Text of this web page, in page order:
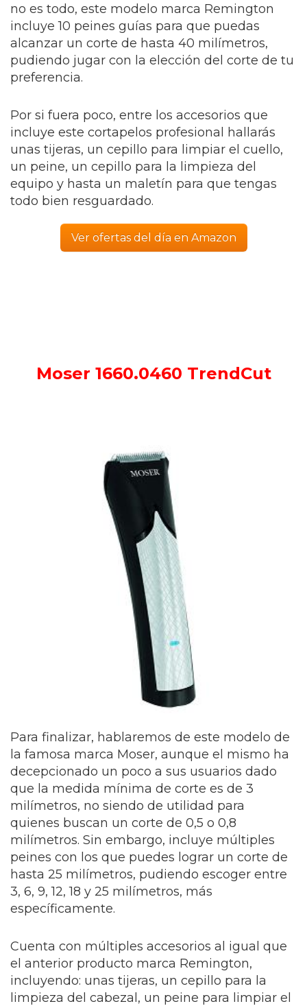
no es todo, este modelo marca Remington
incluye 10 peines guías para que puedas
alcanzar un corte de hasta 40 milímetros,
pudiendo jugar con la elección del corte de tu
preferencia.
Por si fuera poco, entre los accesorios que
incluye este cortapelos profesional hallarás
unas tijeras, un cepillo para limpiar el cuello,
un peine, un cepillo para la limpieza del
equipo y hasta un maletín para que tengas
todo bien resguardado.
Ver ofertas del día en Amazon
Moser 1660.0460 TrendCut
Para finalizar, hablaremos de este modelo de
la famosa marca Moser, aunque el mismo ha
decepcionado un poco a sus usuarios dado
que la medida mínima de corte es de 3
milímetros, no siendo de utilidad para
quienes buscan un corte de 0,5 o 0,8
milímetros. Sin embargo, incluye múltiples
peines con los que puedes lograr un corte de
hasta 25 milímetros, pudiendo escoger entre
3, 6, 9, 12, 18 y 25 milímetros, más
específicamente.
Cuenta con múltiples accesorios al igual que
el anterior producto marca Remington,
incluyendo: unas tijeras, un cepillo para la
limpieza del cabezal, un peine para limpiar el